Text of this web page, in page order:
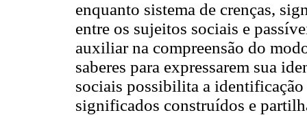
enquanto sistema de crenças,
entre os sujeitos sociais e
auxiliar na compreensão do
saberes para expressarem sua
sociais possibilita a identificação
significados construídos e